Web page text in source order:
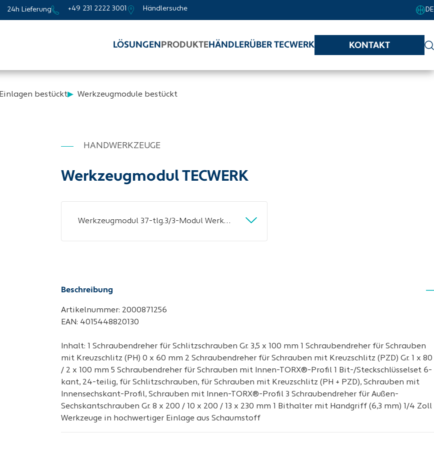
24h Lieferung +49 231 2222 3001 Händlersuche DE
LÖSUNGEN PRODUKTEHÄNDLERÜBER TECWERK KONTAKT
Einlagen bestückt Werkzeugmodule bestückt
HANDWERKZEUGE
Werkzeugmodul TECWERK
Werkzeugmodul 37-tlg.3/3-Modul Werkzeugsatz TECWERK
Beschreibung
Artikelnummer: 2000871256
EAN: 4015448820130
Inhalt: 1 Schraubendreher für Schlitzschrauben Gr. 3,5 x 100 mm 1 Schraubendreher für Schrauben
mit Kreuzschlitz (PH) 0 x 60 mm 2 Schraubendreher für Schrauben mit Kreuzschlitz (PZD) Gr. 1 x 80
/ 2 x 100 mm 5 Schraubendreher für Schrauben mit Innen-TORX®-Profil 1 Bit-/Steckschlüsselset 6-
kant, 24-teilig, für Schlitzschrauben, für Schrauben mit Kreuzschlitz (PH + PZD), Schrauben mit
Innensechskant-Profil, Schrauben mit Innen-TORX®-Profil 3 Schraubendreher für Außen-
Sechskantschrauben Gr. 8 x 200 / 10 x 200 / 13 x 230 mm 1 Bithalter mit Handgriff (6,3 mm) 1/4 Zoll
Werkzeuge in hochwertiger Einlage aus Schaumstoff